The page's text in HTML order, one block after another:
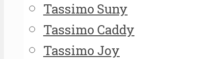
Tassimo Suny
Tassimo Caddy
Tassimo Joy